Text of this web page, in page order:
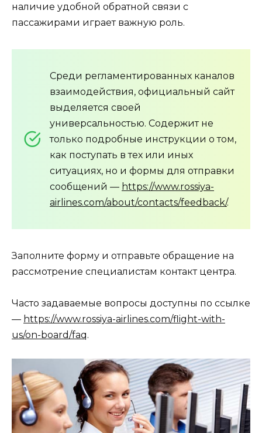
наличие удобной обратной связи с
пассажирами играет важную роль.
Среди регламентированных каналов
взаимодействия, официальный сайт
выделяется своей
универсальностью. Содержит не
только подробные инструкции о том,
как поступать в тех или иных
ситуациях, но и формы для отправки
сообщений — https://www.rossiya-
airlines.com/about/contacts/feedback/.
Заполните форму и отправьте обращение на
рассмотрение специалистам контакт центра.
Часто задаваемые вопросы доступны по ссылке
— https://www.rossiya-airlines.com/flight-with-
us/on-board/faq.